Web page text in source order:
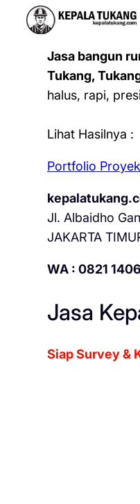
Jasa bangun
Tukang,
halus, rapi,
Lihat Hasilnya :
Portfolio Proyek
Jl. Albaidho
JAKARTA
WA : 0821
Jasa
Siap Survey &